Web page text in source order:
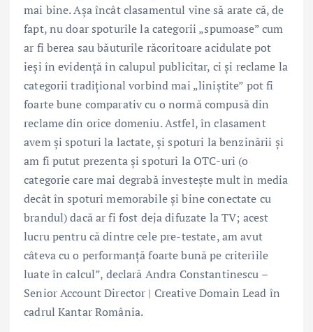
mai bine. Așa încât clasamentul vine să arate că, de
fapt, nu doar spoturile la categorii „spumoase” cum
ar fi berea sau băuturile răcoritoare acidulate pot
ieși în evidență în calupul publicitar, ci și reclame la
categorii tradițional vorbind mai „liniștite” pot fi
foarte bune comparativ cu o normă compusă din
reclame din orice domeniu. Astfel, în clasament
avem și spoturi la lactate, și spoturi la benzinării și
am fi putut prezenta și spoturi la OTC-uri (o
categorie care mai degrabă investește mult în media
decât în spoturi memorabile și bine conectate cu
brandul) dacă ar fi fost deja difuzate la TV; acest
lucru pentru că dintre cele pre-testate, am avut
câteva cu o performanță foarte bună pe criteriile
luate în calcul”, declară Andra Constantinescu –
Senior Account Director | Creative Domain Lead în
cadrul Kantar România.